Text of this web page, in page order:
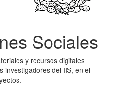
Sociales
y recursos digitales
investigadores del IIS, en el